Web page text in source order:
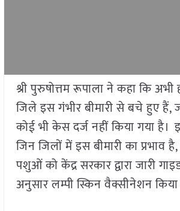
श्री पुरुषोत्तम रूपाला ने कहा कि अभी
जिले इस गंभीर बीमारी से बचे हुए हैं,
कोई भी केस दर्ज नहीं किया गया
जिन जिलों में इस बीमारी का प्रभाव
पशुओं को केंद्र सरकार द्वारा जारी
अनुसार लम्पी स्किन वैक्सीनेशन किया